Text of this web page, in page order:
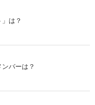
は？
バーは？